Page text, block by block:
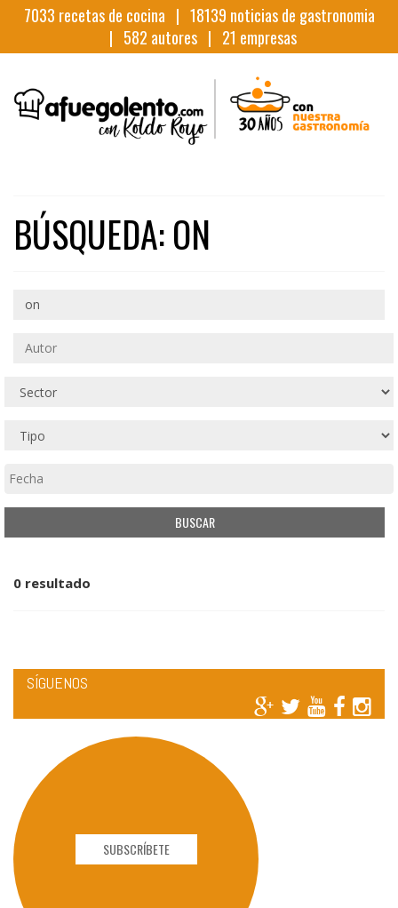
7033 recetas de cocina | 18139 noticias de gastronomia
| 582 autores | 21 empresas
BÚSQUEDA: ON
0 resultado
SÍGUENOS
SUBSCRÍBETE